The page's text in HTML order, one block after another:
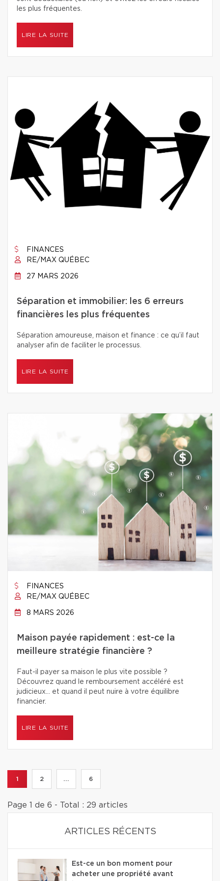
les plus fréquentes.
LIRE LA SUITE
FINANCES
RE/MAX QUÉBEC
27 MARS 2026
Séparation et immobilier: les 6 erreurs
financières les plus fréquentes
Séparation amoureuse, maison et finance : ce qu’il faut
analyser afin de faciliter le processus.
LIRE LA SUITE
FINANCES
RE/MAX QUÉBEC
8 MARS 2026
Maison payée rapidement : est-ce la
meilleure stratégie financière ?
Faut-il payer sa maison le plus vite possible ?
Découvrez quand le remboursement accéléré est
judicieux… et quand il peut nuire à votre équilibre
financier.
LIRE LA SUITE
1 2 ... 6
Page 1 de 6 - Total : 29 articles
ARTICLES RÉCENTS
Est-ce un bon moment pour
acheter une propriété avant